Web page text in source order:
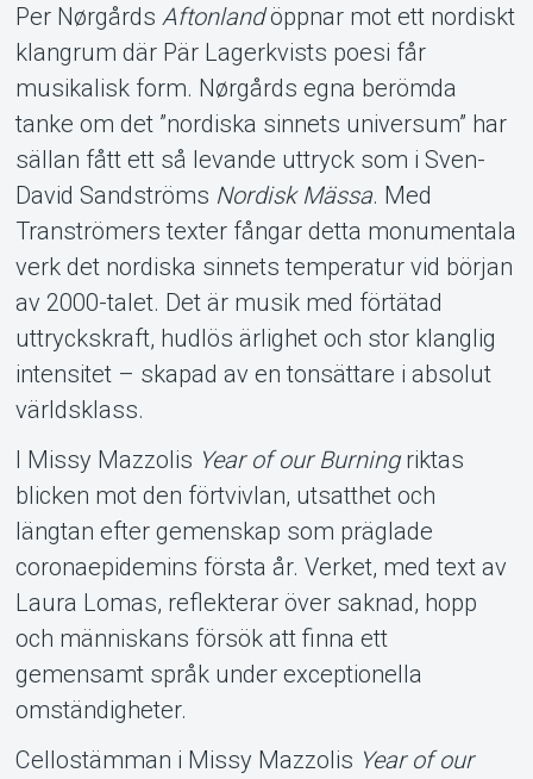
Om Tickster
Per Nørgårds Aftonlandöppnar mot ett nordiskt
klangrum där Pär Lagerkvists poesi får
musikalisk form. Nørgårds egna berömda
tanke om det ”nordiska sinnets universum” har
sällan fått ett så levande uttryck som i Sven-
David Sandströms Nordisk Mässa. Med
Tranströmers texter fångar detta monumentala
verk det nordiska sinnets temperatur vid början
av 2000-talet. Det är musik med förtätad
uttryckskraft, hudlös ärlighet och stor klanglig
intensitet – skapad av en tonsättare i absolut
världsklass.
I Missy Mazzolis Year of our Burningriktas
blicken mot den förtvivlan, utsatthet och
längtan efter gemenskap som präglade
coronaepidemins första år. Verket, med text av
Laura Lomas, reflekterar över saknad, hopp
och människans försök att finna ett
gemensamt språk under exceptionella
omständigheter.
Cellostämman i Missy Mazzolis Year of our